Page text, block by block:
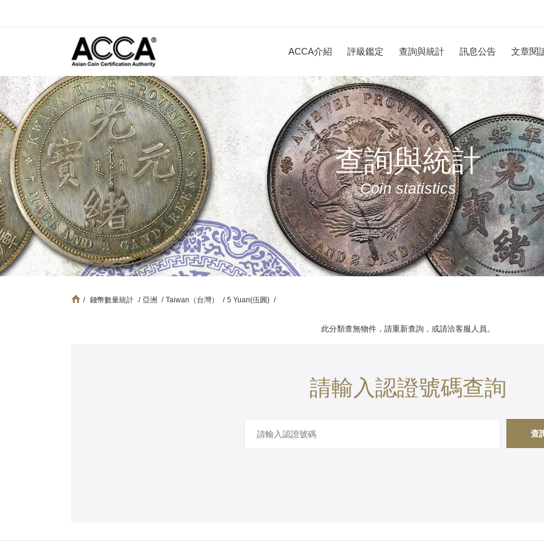
ACCA介紹 評級鑑定 查詢與統計 訊息公告 文章閱
查詢與統計
Coin statistics
/ 錢幣數量統計 / 亞洲 / Taiwan（台灣） / 5 Yuan(伍圓) /
此分類查無物件，請重新查詢，或請洽客服人員。
請輸入認證號碼查詢
查